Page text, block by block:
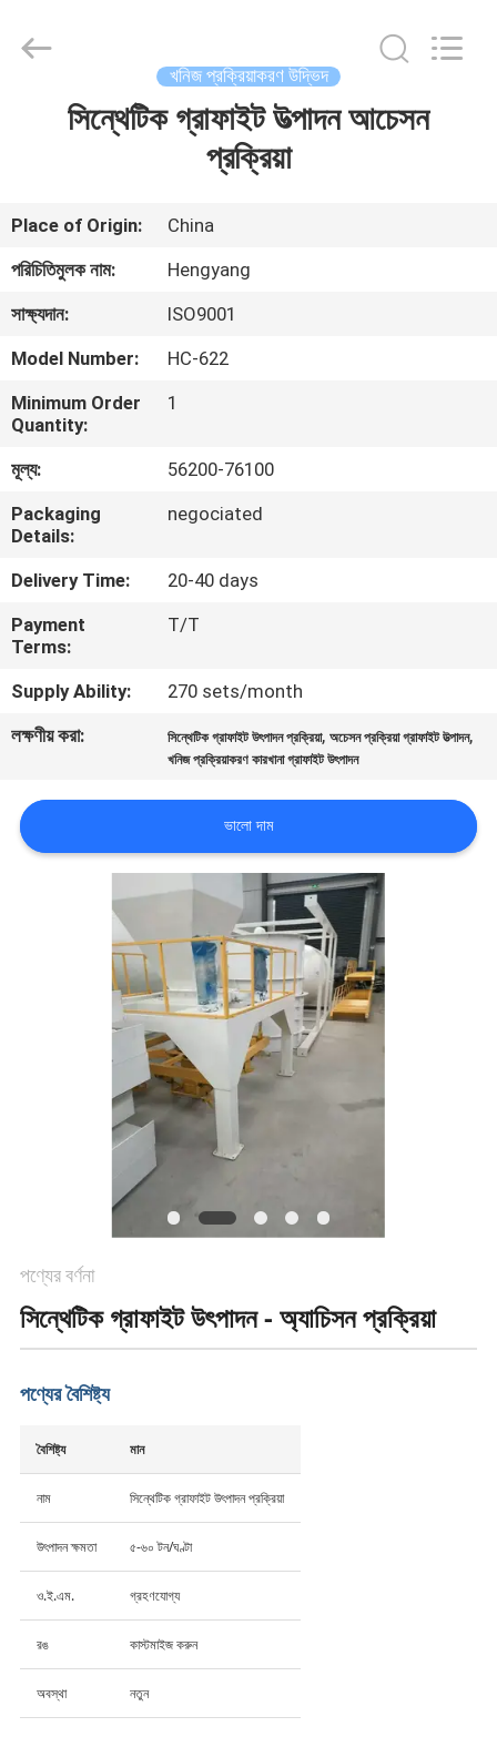
আমাদের
সম্পর্কে
কারখানা
ভ্রমণ
মান
নিয়ন্ত্রণ
যোগাযোগ
করুন
খবর
SITEMAP
Industrial
খনিজ প্রক্রিয়াকরণ উদ্ভিদ
সিন্থেটিক গ্রাফাইট উত্পাদন আচেসন
প্রক্রিয়া
Place of Origin:
China
পরিচিতিমুলক নাম:
Hengyang
সাক্ষ্যদান:
ISO9001
Model Number:
HC-622
Minimum Order
Quantity:
1
মূল্য:
56200-76100
Packaging
Details:
negociated
Delivery Time:
20-40 days
Payment
Terms:
T/T
Supply Ability:
270 sets/month
লক্ষণীয় করা:
সিন্থেটিক গ্রাফাইট উৎপাদন প্রক্রিয়া,অচেসন প্রক্রিয়া গ্রাফাইট উত্পাদন,
খনিজ প্রক্রিয়াকরণ কারখানা গ্রাফাইট উৎপাদন
ভালো দাম
পণ্যের বর্ণনা
সিন্থেটিক গ্রাফাইট উৎপাদন - অ্যাচিসন প্রক্রিয়া
পণ্যের বৈশিষ্ট্য
বৈশিষ্ট্য মান
নাম সিন্থেটিক গ্রাফাইট উৎপাদন প্রক্রিয়া
উৎপাদন ক্ষমতা ৫-৬০ টন/ঘণ্টা
ও.ই.এম. গ্রহণযোগ্য
রঙ কাস্টমাইজ করুন
অবস্থা নতুন